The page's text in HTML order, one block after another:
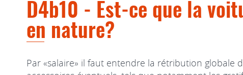
D4b10 - Est-ce que la
en nature?
Par «salaire» il faut entendre la rétribution